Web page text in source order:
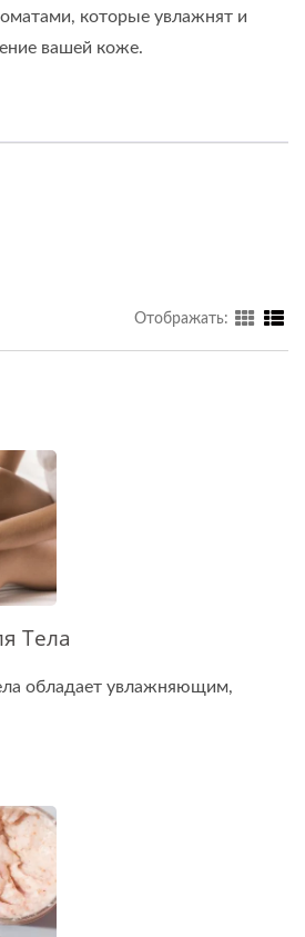
которые увлажнят и
вашей коже.
Отображать:
Тела
обладает увлажняющим,